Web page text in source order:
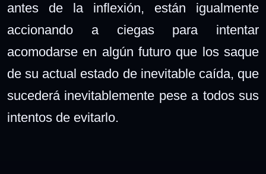
antes de la inflexión, están igualmente
accionando a ciegas para intentar
acomodarse en algún futuro que los saque
de su actual estado de inevitable caída, que
sucederá inevitablemente pese a todos sus
intentos de evitarlo.